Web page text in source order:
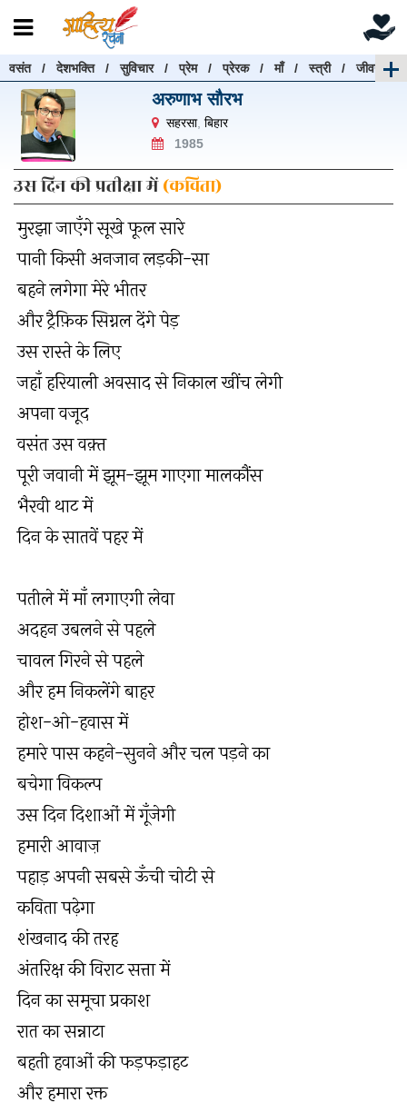
वसंत/देशभक्ति/सुविचार/प्रेम/प्रेरक/माँ/स्त्री/जीवन
अरुणाभ सौरभ
सहरसा, बिहार
1985
उस दिन की प्रतीक्षा में(कविता)
मुरझा जाएँगे सूखे फूल सारे
पानी किसी अनजान लड़की-सा
बहने लगेगा मेरे भीतर
और ट्रैफ़िक सिग्नल देंगे पेड़
उस रास्ते के लिए
जहाँ हरियाली अवसाद से निकाल खींच लेगी
अपना वजूद
वसंत उस वक़्त
पूरी जवानी में झूम-झूम गाएगा मालकौंस
भैरवी थाट में
दिन के सातवें पहर में
पतीले में माँ लगाएगी लेवा
अदहन उबलने से पहले
चावल गिरने से पहले
और हम निकलेंगे बाहर
होश-ओ-हवास में
हमारे पास कहने-सुनने और चल पड़ने का
बचेगा विकल्प
उस दिन दिशाओं में गूँजेगी
हमारी आवाज़
पहाड़ अपनी सबसे ऊँची चोटी से
कविता पढ़ेगा
शंखनाद की तरह
अंतरिक्ष की विराट सत्ता में
दिन का समूचा प्रकाश
रात का सन्नाटा
बहती हवाओं की फड़फड़ाहट
और हमारा रक्त
रचनाएँ खोजें
रचनाएँ खोजने के लिए नीचे दी गई बॉक्स में हिन्दी में लिखें और
"खोजें" बटन पर क्लिक करें